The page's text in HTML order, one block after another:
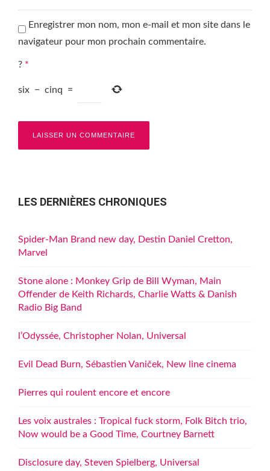
Enregistrer mon nom, mon e-mail et mon site dans le
navigateur pour mon prochain commentaire.
? *
six − cinq =
LES DERNIÈRES CHRONIQUES
Spider-Man Brand new day, Destin Daniel Cretton,
Marvel
Stone alone : Monkey Grip de Bill Wyman, Main
Offender de Keith Richards, Charlie Watts & Danish
Radio Big Band
l’Odyssée, Christopher Nolan, Universal
Evil Dead Burn, Sébastien Vaniček, New line cinema
Pierres qui roulent encore et encore
Les voix australes : Tropical fuck storm, Folk Bitch trio,
Now would be a Good Time, Courtney Barnett
Disclosure day, Steven Spielberg, Universal